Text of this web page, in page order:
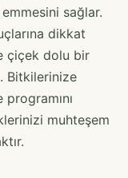
sağlar.
dikkat
çiçek dolu bir
Bitkilerinize
muhteşem